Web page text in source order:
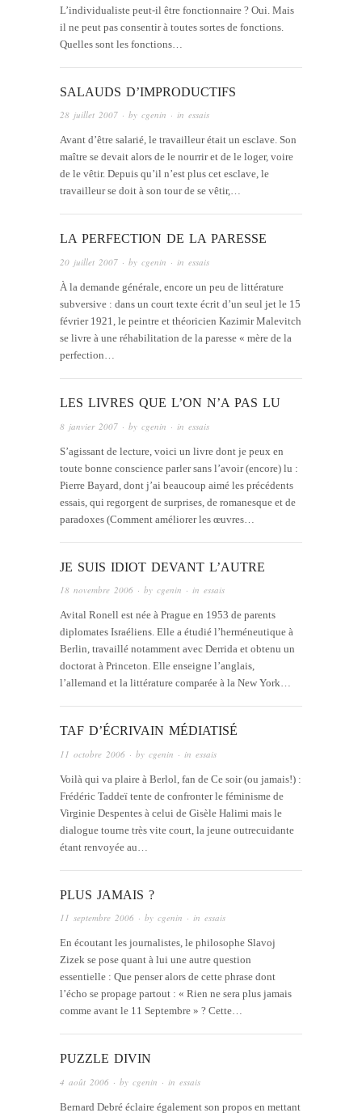
L’individualiste peut-il être fonctionnaire ? Oui. Mais
il ne peut pas consentir à toutes sortes de fonctions.
Quelles sont les fonctions…
SALAUDS D’IMPRODUCTIFS
28 juillet 2007 · by cgenin · in essais
Avant d’être salarié, le travailleur était un esclave. Son
maître se devait alors de le nourrir et de le loger, voire
de le vêtir. Depuis qu’il n’est plus cet esclave, le
travailleur se doit à son tour de se vêtir,…
LA PERFECTION DE LA PARESSE
20 juillet 2007 · by cgenin · in essais
À la demande générale, encore un peu de littérature
subversive : dans un court texte écrit d’un seul jet le 15
février 1921, le peintre et théoricien Kazimir Malevitch
se livre à une réhabilitation de la paresse « mère de la
perfection…
LES LIVRES QUE L’ON N’A PAS LU
8 janvier 2007 · by cgenin · in essais
S’agissant de lecture, voici un livre dont je peux en
toute bonne conscience parler sans l’avoir (encore) lu :
Pierre Bayard, dont j’ai beaucoup aimé les précédents
essais, qui regorgent de surprises, de romanesque et de
paradoxes (Comment améliorer les œuvres…
JE SUIS IDIOT DEVANT L’AUTRE
18 novembre 2006 · by cgenin · in essais
Avital Ronell est née à Prague en 1953 de parents
diplomates Israéliens. Elle a étudié l’herméneutique à
Berlin, travaillé notamment avec Derrida et obtenu un
doctorat à Princeton. Elle enseigne l’anglais,
l’allemand et la littérature comparée à la New York…
TAF D’ÉCRIVAIN MÉDIATISÉ
11 octobre 2006 · by cgenin · in essais
Voilà qui va plaire à Berlol, fan de Ce soir (ou jamais!) :
Frédéric Taddeï tente de confronter le féminisme de
Virginie Despentes à celui de Gisèle Halimi mais le
dialogue tourne très vite court, la jeune outrecuidante
étant renvoyée au…
PLUS JAMAIS ?
11 septembre 2006 · by cgenin · in essais
En écoutant les journalistes, le philosophe Slavoj
Zizek se pose quant à lui une autre question
essentielle : Que penser alors de cette phrase dont
l’écho se propage partout : « Rien ne sera plus jamais
comme avant le 11 Septembre » ? Cette…
PUZZLE DIVIN
4 août 2006 · by cgenin · in essais
Bernard Debré éclaire également son propos en mettant